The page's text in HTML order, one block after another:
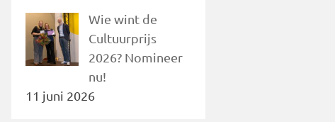
Wie wint de
Cultuurprijs
2026? Nomineer
nu!
11 juni 2026